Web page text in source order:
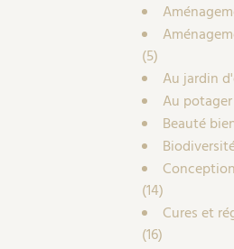
(5)
Au jardin
Au
Beauté
(14)
Cures et
(16)